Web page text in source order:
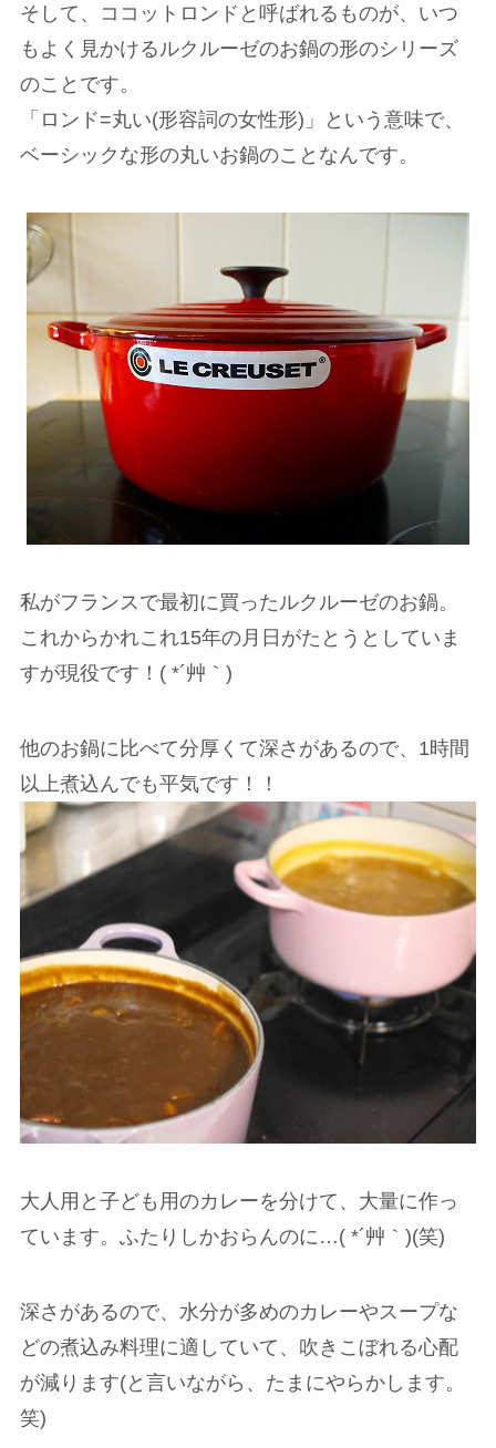
そして、ココットロンドと呼ばれるものが、いつ
もよく見かけるルクルーゼのお鍋の形のシリーズ
のことです。
「ロンド=丸い(形容詞の女性形)」という意味で、
ベーシックな形の丸いお鍋のことなんです。
私がフランスで最初に買ったルクルーゼのお鍋。
これからかれこれ15年の月日がたとうとしていま
すが現役です！( *´艸｀)
他のお鍋に比べて分厚くて深さがあるので、1時間
以上煮込んでも平気です！！
大人用と子ども用のカレーを分けて、大量に作っ
ています。ふたりしかおらんのに…( *´艸｀)(笑)
深さがあるので、水分が多めのカレーやスープな
どの煮込み料理に適していて、吹きこぼれる心配
が減ります(と言いながら、たまにやらかします。
笑)